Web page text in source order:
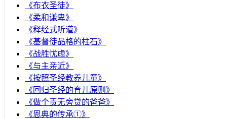
《布衣圣徒》
《柔和谦卑》
《释经式听道》
《基督徒品格的柱石》
《战胜忧虑》
《与主亲近》
《按照圣经教养儿童》
《回归圣经的育儿原则》
《做个责无旁贷的爸爸》
《恩典的传承①》